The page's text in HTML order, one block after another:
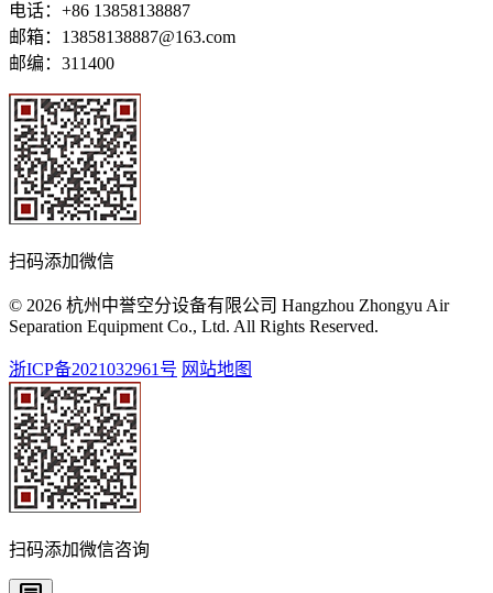
电话：+86 13858138887
邮箱：13858138887@163.com
邮编：311400
扫码添加微信
© 2026 杭州中誉空分设备有限公司 Hangzhou Zhongyu Air
Separation Equipment Co., Ltd. All Rights Reserved.
浙ICP备2021032961号 网站地图
扫码添加微信咨询